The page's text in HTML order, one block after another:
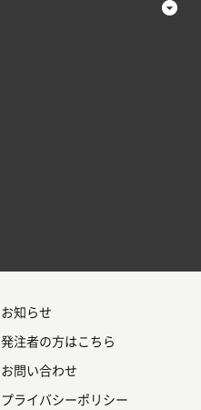
お知らせ
発注者の方はこちら
お問い合わせ
プライバシーポリシー